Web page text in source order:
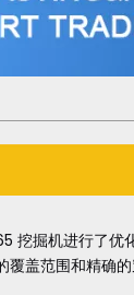
挖掘机进行了优
盖范围和精确的